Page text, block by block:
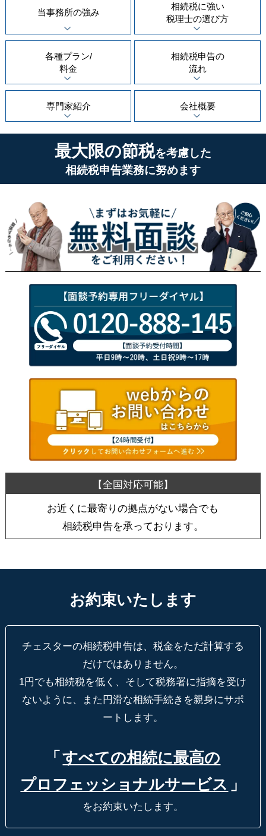
当事務所の強み
相続税に強い
税理士の選び方
各種プラン/
料金
相続税申告の
流れ
専門家紹介 会社概要
最大限の節税を考慮した
相続税申告業務に努めます
お近くに最寄りの拠点がない場合でも
相続税申告を承っております。
お約束いたします
チェスターの相続税申告は、税金をただ計算する
だけではありません。
1円でも相続税を低く、そして税務署に指摘を受け
ないように、
また円滑な相続手続きを親身にサポ
ートします。
「 すべての相続に最高の
プロフェッショナルサービス 」
をお約束いたします。